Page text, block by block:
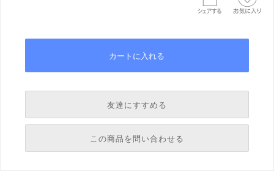
友達にすすめる
必須
この商品を問い合わせる